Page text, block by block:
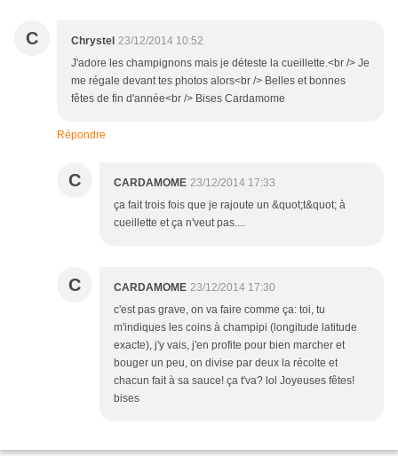
C Chrystel 23/12/2014 10:52
J'adore les champignons mais je déteste la cueillette.<br /> Je
me régale devant tes photos alors<br /> Belles et bonnes
fêtes de fin d'année<br /> Bises Cardamome
Répondre
C CARDAMOME 23/12/2014 17:33
ça fait trois fois que je rajoute un &quot;t&quot; à
cueillette et ça n'veut pas....
C CARDAMOME 23/12/2014 17:30
c'est pas grave, on va faire comme ça: toi, tu
m'indiques les coins à champipi (longitude latitude
exacte), j'y vais, j'en profite pour bien marcher et
bouger un peu, on divise par deux la récolte et
chacun fait à sa sauce! ça t'va? lol Joyeuses fêtes!
bises